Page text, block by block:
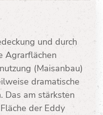
und durch
Agrarflächen
(Maisanbau)
dramatische
Das am stärksten
der Eddy